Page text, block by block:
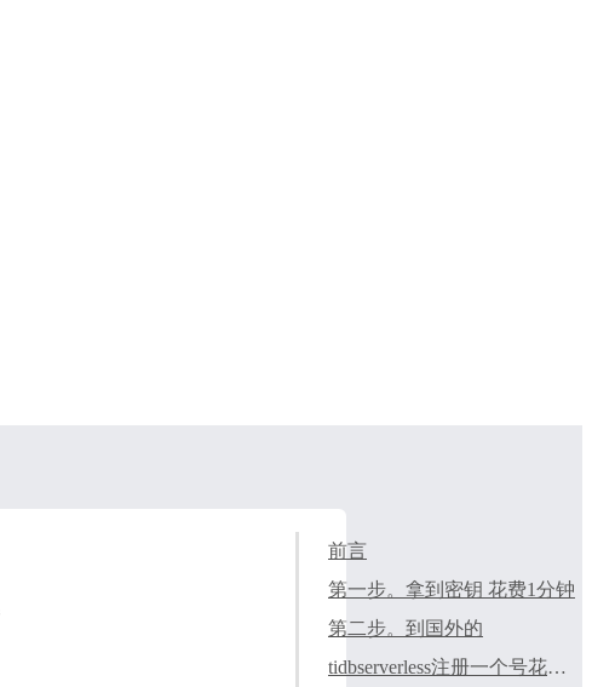
前言
第一步。拿到密钥 花费1分钟
第二步。到国外的
tidbserverless注册一个号花费1